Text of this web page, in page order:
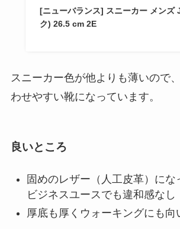
[ニューバランス] スニーカー メンズ
ク) 26.5 cm 2E
スニーカー色が他よりも薄いので
わせやすい靴になっています。
良いところ
固めのレザー（人工皮革）にな
ビジネスユースでも違和感なし
厚底も厚くウォーキングにも向